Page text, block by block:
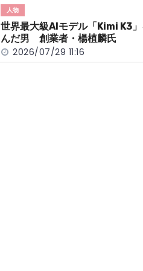
人物
世界最大級AIモデル「Kimi K3
んだ男 創業者・楊植麟氏
2026/07/29 11:16